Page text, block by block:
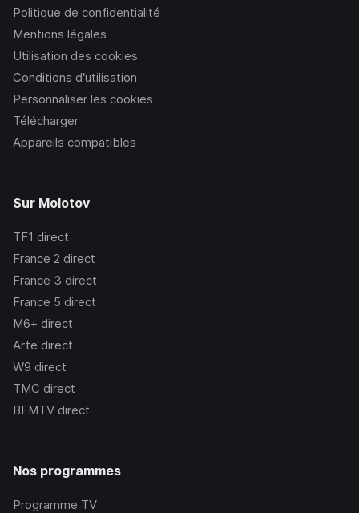
Politique de confidentialité
Mentions légales
Utilisation des cookies
Conditions d’utilisation
Personnaliser les cookies
Télécharger
Appareils compatibles
Sur Molotov
TF1 direct
France 2 direct
France 3 direct
France 5 direct
M6+ direct
Arte direct
W9 direct
TMC direct
BFMTV direct
Nos programmes
Programme TV